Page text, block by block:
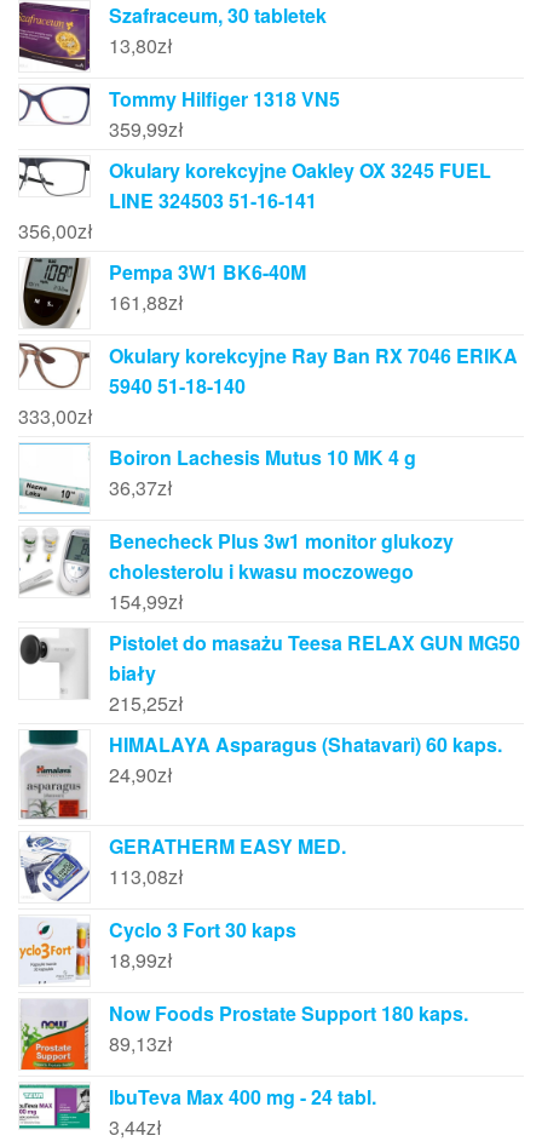
Szafraceum, 30 tabletek
13,80zł
Tommy Hilfiger 1318 VN5
359,99zł
Okulary korekcyjne Oakley OX 3245 FUEL
LINE 324503 51-16-141
356,00zł
Pempa 3W1 BK6-40M
161,88zł
Okulary korekcyjne Ray Ban RX 7046 ERIKA
5940 51-18-140
333,00zł
Boiron Lachesis Mutus 10 MK 4 g
36,37zł
Benecheck Plus 3w1 monitor glukozy
cholesterolu i kwasu moczowego
154,99zł
Pistolet do masażu Teesa RELAX GUN MG50
biały
215,25zł
HIMALAYA Asparagus (Shatavari) 60 kaps.
24,90zł
GERATHERM EASY MED.
113,08zł
Cyclo 3 Fort 30 kaps
18,99zł
Now Foods Prostate Support 180 kaps.
89,13zł
IbuTeva Max 400 mg - 24 tabl.
3,44zł